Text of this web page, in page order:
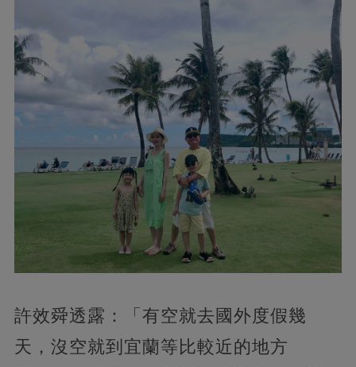
許效舜透露：「有空就去國外度假幾
天，沒空就到宜蘭等比較近的地方